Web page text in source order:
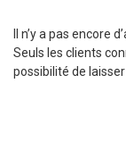
Il n’y a pas encore
Seuls les clients
possibilité de